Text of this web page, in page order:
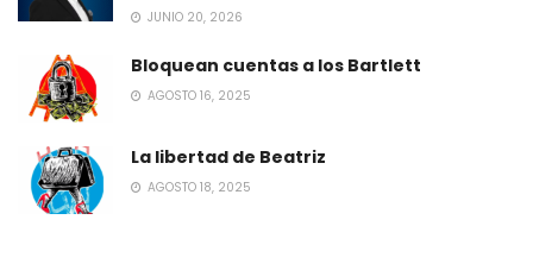
JUNIO 20, 2026
Bloquean cuentas a los Bartlett
AGOSTO 16, 2025
La libertad de Beatriz
AGOSTO 18, 2025